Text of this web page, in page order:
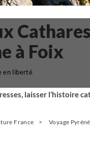
à Foix
en liberté
laisser l’histoire
France Voyage